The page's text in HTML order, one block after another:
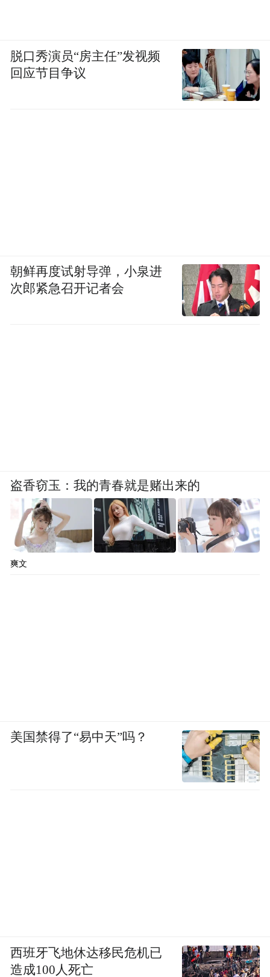
脱口秀演员“房主任”发视频
回应节目争议
朝鲜再度试射导弹，小泉进
次郎紧急召开记者会
盗香窃玉：我的青春就是赌出来的
爽文
美国禁得了“易中天”吗？
西班牙飞地休达移民危机已
造成100人死亡